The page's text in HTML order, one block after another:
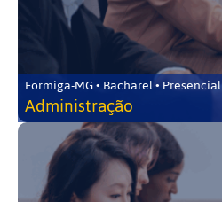
Formiga-MG • Bacharel • Presencial
Administração